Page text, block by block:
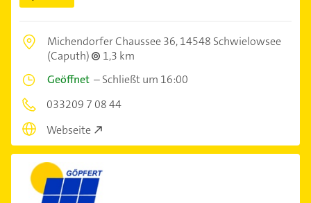
Michendorfer Chaussee 36,14548 Schwielowsee
(Caputh)
1,3 km
Geöffnet –Schließt um 16:00
033209 7 08 44
Webseite